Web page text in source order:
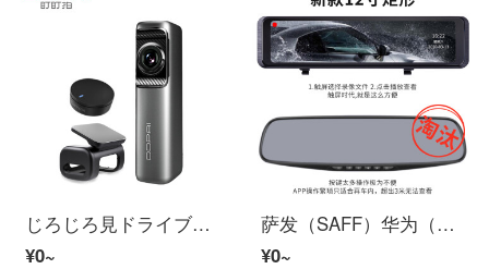
じろじろ見ドライブレコーダーMINI5 4K超ハイビジョン夜見 SONY图像传感器 4Gリモート实时预览 64G内置保存 運転辅助 蓝牙遥控器セット
¥0~
萨发（SAFF）华为（HUAWEI)ユニバーサル索尼2560P超ハイビジョン夜見ドライブレコーダー12寸监控逆画像免安 （全国免费包インストール） 公式仕様 単眼レンズ
¥0~